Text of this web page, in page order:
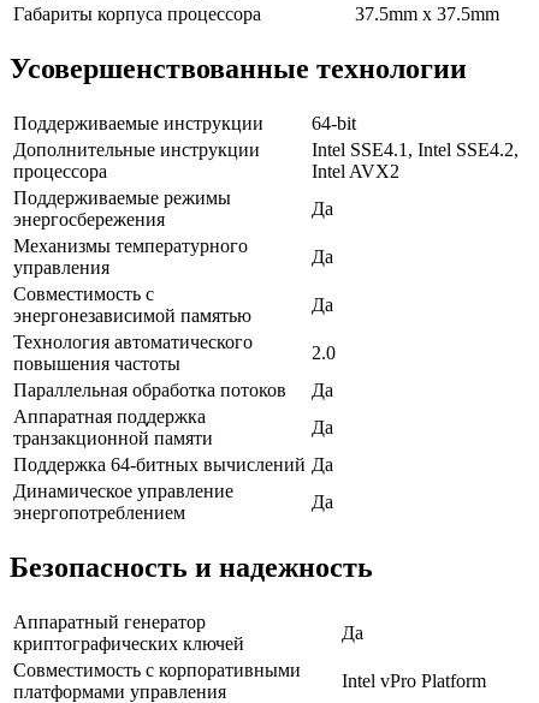
Габариты корпуса процессора
37.5mm x 37.5mm
Усовершенствованные технологии
Поддерживаемые инструкции
64-bit
Дополнительные инструкции
процессора
Intel SSE4.1, Intel SSE4.2,
Intel AVX2
Поддерживаемые режимы
энергосбережения
Да
Механизмы температурного
управления
Да
Совместимость с
энергонезависимой памятью
Да
Технология автоматического
повышения частоты
2.0
Параллельная обработка потоков
Да
Аппаратная поддержка
транзакционной памяти
Да
Поддержка 64-битных вычислений Да
Динамическое управление
энергопотреблением
Да
Безопасность и надежность
Аппаратный генератор
криптографических ключей
Да
Совместимость с корпоративными
платформами управления
Intel vPro Platform